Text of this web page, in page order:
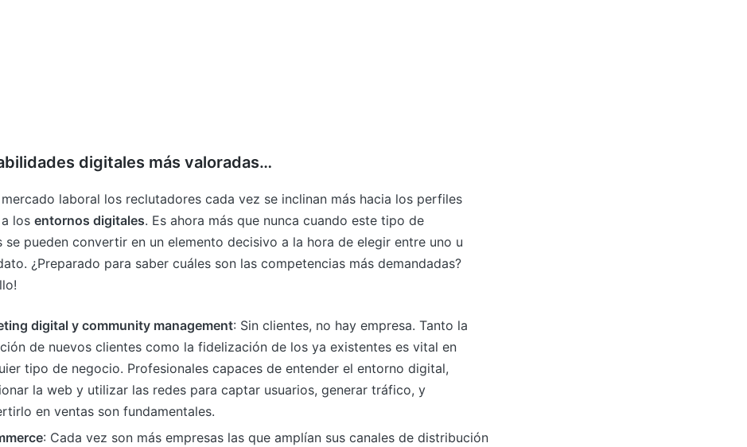
digitales más valoradas…
laboral los reclutadores cada vez se inclinan más hacia los perfiles
los entornos digitales. Es ahora más que nunca cuando este tipo de
se pueden convertir en un elemento decisivo a la hora de elegir entre uno u
¿Preparado para saber cuáles son las competencias más demandadas?
digital y community management: Sin clientes, no hay empresa. Tanto la
de nuevos clientes como la fidelización de los ya existentes es vital en
tipo de negocio. Profesionales capaces de entender el entorno digital,
la web y utilizar las redes para captar usuarios, generar tráfico, y
en ventas son fundamentales.
: Cada vez son más empresas las que amplían sus canales de distribución